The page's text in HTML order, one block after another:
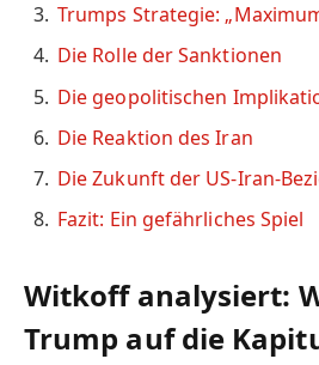
Trumps Strategie:
Die Rolle der Sanktionen
Die geopolitischen
Die Reaktion des Iran
Die Zukunft der US-Iran-
Fazit: Ein gefährliches Spiel
Witkoff analysiert:
Trump auf die